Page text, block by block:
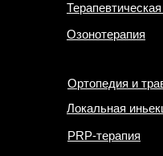
Озонотерапия
Ортопедия и
Локальная
PRP-терапия